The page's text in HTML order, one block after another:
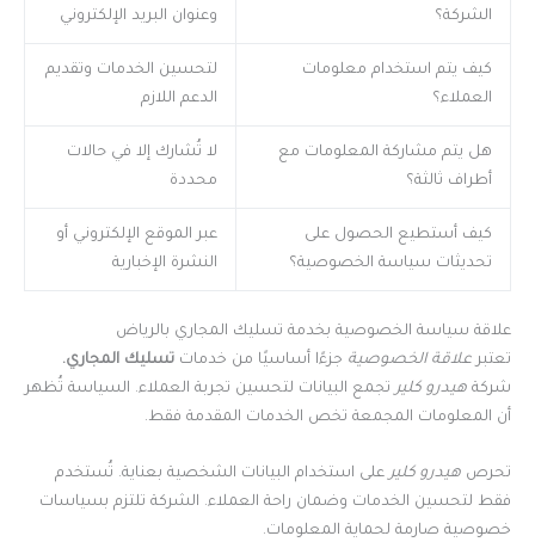
الشركة؟
وعنوان البريد الإلكتروني
كيف يتم استخدام معلومات
العملاء؟
لتحسين الخدمات وتقديم
الدعم اللازم
هل يتم مشاركة المعلومات مع
أطراف ثالثة؟
لا تُشارك إلا في حالات
محددة
كيف أستطيع الحصول على
تحديثات سياسة الخصوصية؟
عبر الموقع الإلكتروني أو
النشرة الإخبارية
علاقة سياسة الخصوصية بخدمة تسليك المجاري بالرياض
تعتبر علاقة الخصوصية جزءًا أساسيًا من خدمات تسليك المجاري.
شركة هيدرو كليرتجمع البيانات لتحسين تجربة العملاء. السياسة تُظهر
أن المعلومات المجمعة تخص الخدمات المقدمة فقط.
تحرص هيدرو كليرعلى استخدام البيانات الشخصية بعناية. تُستخدم
فقط لتحسين الخدمات وضمان راحة العملاء. الشركة تلتزم بسياسات
خصوصية صارمة لحماية المعلومات.